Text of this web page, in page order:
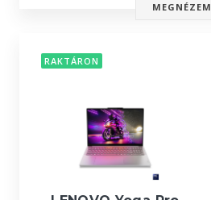
MEGNÉZEM
RAKTÁRON